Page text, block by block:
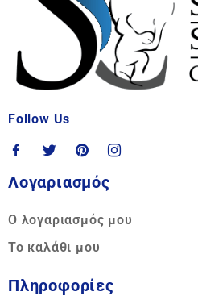
Follow Us
Λογαριασμός
Ο λογαριασμός μου
Το καλάθι μου
Πληροφορίες